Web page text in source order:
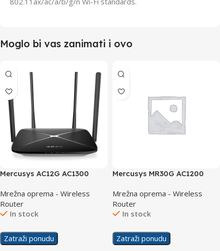
Moglo bi vas zanimati i ovo
Mercusys AC12G AC1300
Router
Mrežna oprema - Wireless
Router
In stock
Zatraži ponudu
Mercusys MR30G AC1200
Mrežna oprema - Wireless
Router
In stock
Zatraži ponudu